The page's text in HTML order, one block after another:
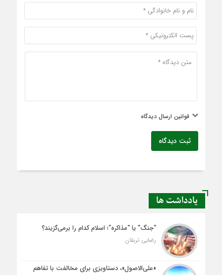
قوانین ارسال دیدگاه
ثبت دیدگاه
یادداشت ها
“جنگ” یا “مذاکره”؛ اسلام کدام را برمی‌گزیند؟
رضایی تربقان
«علی‌الاصول»، دستاویزی برای مخالفت با تفاهم